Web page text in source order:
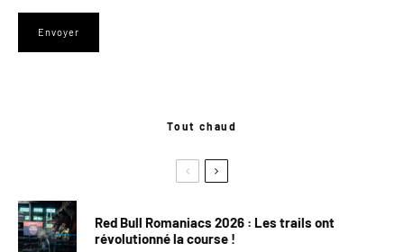
Tout chaud
Red Bull Romaniacs 2026 : Les trails ont
révolutionné la course !